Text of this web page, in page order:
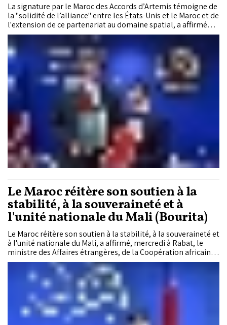
La signature par le Maroc des Accords d’Artemis témoigne de
la "solidité de l’alliance" entre les États-Unis et le Maroc et de
l'extension de ce partenariat au domaine spatial, a affirmé
mercredi le Département d’Etat américain.
Le Maroc réitère son soutien à la
stabilité, à la souveraineté et à
l'unité nationale du Mali (Bourita)
Le Maroc réitère son soutien à la stabilité, à la souveraineté et
à l'unité nationale du Mali, a affirmé, mercredi à Rabat, le
ministre des Affaires étrangères, de la Coopération africaine
et des Marocains résidant à l’étranger, Nasser Bourita.